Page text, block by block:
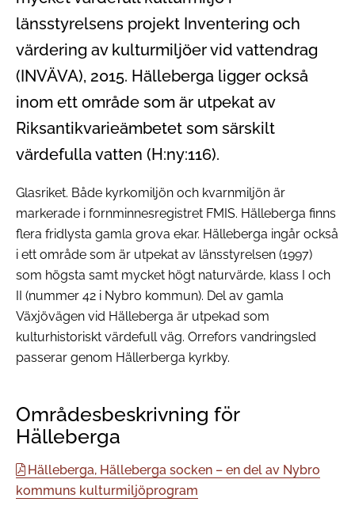
länsstyrelsens projekt Inventering och
värdering av kulturmiljöer vid vattendrag
(INVÄVA), 2015. Hälleberga ligger också
inom ett område som är utpekat av
Riksantikvarieämbetet som särskilt
värdefulla vatten (H:ny:116).
Glasriket. Både kyrkomiljön och kvarnmiljön är
markerade i fornminnesregistret FMIS. Hälleberga finns
flera fridlysta gamla grova ekar. Hälleberga ingår också
i ett område som är utpekat av länsstyrelsen (1997)
som högsta samt mycket högt naturvärde, klass I och
II (nummer 42 i Nybro kommun). Del av gamla
Växjövägen vid Hälleberga är utpekad som
kulturhistoriskt värdefull väg. Orrefors vandringsled
passerar genom Hällerberga kyrkby.
Områdesbeskrivning för
Hälleberga
Hälleberga, Hälleberga socken – en del av Nybro
kommuns kulturmiljöprogram